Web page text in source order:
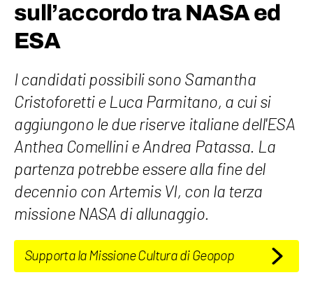
sull’accordo tra NASA ed
ESA
I candidati possibili sono Samantha
Cristoforetti e Luca Parmitano, a cui si
aggiungono le due riserve italiane dell'ESA
Anthea Comellini e Andrea Patassa. La
partenza potrebbe essere alla fine del
decennio con Artemis VI, con la terza
missione NASA di allunaggio.
Supporta la Missione Cultura di Geopop